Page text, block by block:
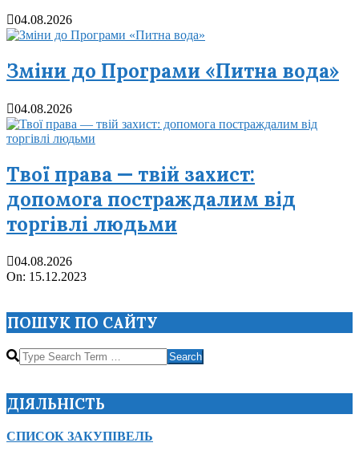
04.08.2026
Зміни до Програми «Питна вода»
04.08.2026
Твої права — твій захист:
допомога постраждалим від
торгівлі людьми
04.08.2026
2023-
On: 15.12.2023
ПОШУК ПО САЙТУ
Search
ДІЯЛЬНІСТЬ
СПИСОК ЗАКУПІВЕЛЬ